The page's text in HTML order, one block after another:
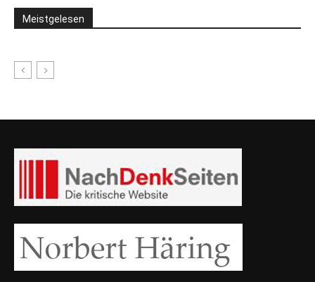
Meistgelesen